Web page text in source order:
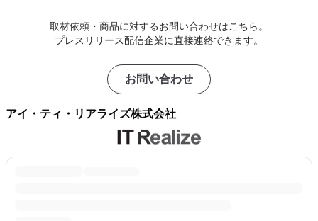
取材依頼・商品に対するお問い合わせはこちら。
プレスリリース配信企業に直接連絡できます。
お問い合わせ
アイ・ティ・リアライズ株式会社